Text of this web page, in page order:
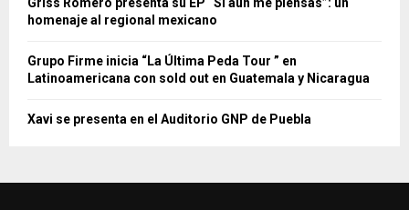
Griss Romero presenta su EP “Si aún me piensas”: un
homenaje al regional mexicano
Grupo Firme inicia “La Última Peda Tour ” en
Latinoamericana con sold out en Guatemala y Nicaragua
Xavi se presenta en el Auditorio GNP de Puebla